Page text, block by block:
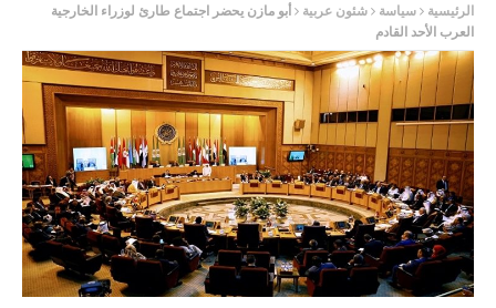
الرئيسية سياسة شئون عربية أبو مازن يحضر اجتماع طارئ لوزراء الخارجية
العرب الأحد القادم